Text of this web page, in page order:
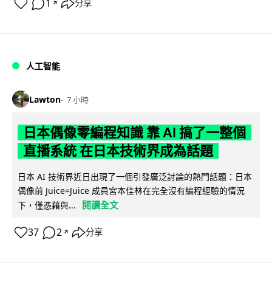
1 ↗ 分享
人工智能
Lawton 7 小時
日本偶像零編程知識 靠 AI 搞了一整個
直播系統 在日本技術界成為話題
日本 AI 技術界近日出現了一個引發廣泛討論的熱門話題：日本
偶像前 Juice=Juice 成員宮本佳林在完全沒有編程經驗的情況
下，僅憑藉與...
閱讀全文
37 2 ↗ 分享